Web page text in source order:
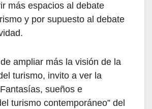
más espacios al debate
y por supuesto al debate
ampliar más la visión de la
turismo, invito a ver la
sueños e
turismo contemporáneo” del